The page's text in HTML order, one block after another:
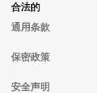
合法的
通用条款
保密政策
安全声明